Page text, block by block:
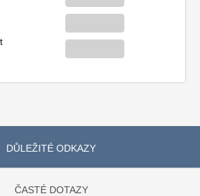
DŮLEŽITÉ ODKAZY
ČASTÉ DOTAZY